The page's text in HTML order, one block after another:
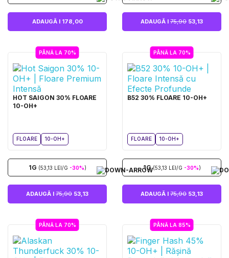
ADAUGĂ I 178,00 ADAUGĂ I 75,90 53,13
PÂNĂ LA 70%
HOT SAIGON 30% FLOARE
10-OH+
FLOARE 10-OH+
1G (53,13 LEI/G -30%)
ADAUGĂ I 75,90 53,13
PÂNĂ LA 70%
B52 30% FLOARE 10-OH+
FLOARE 10-OH+
1G(53,13 LEI/G -30%)
ADAUGĂ I 75,90 53,13
PÂNĂ LA 70% PÂNĂ LA 85%